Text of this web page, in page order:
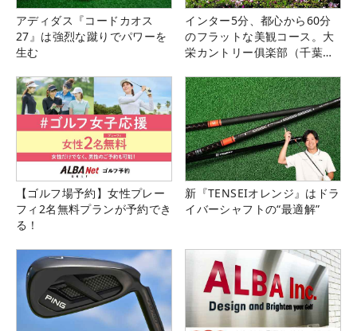
アディダス『コードカオス
27』は強烈な蹴りでパワーを
生む
インター5分、都心から60分
のフラットな美観コース。大
栄カントリー俱楽部（千葉
【ゴルフ場予約】女性プレー
フィ2名無料プランが予約でき
る！
新『TENSEIオレンジ』はドラ
イバーシャフトの“最適解”